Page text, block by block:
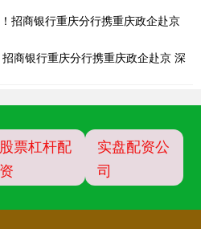
商银行重庆分行携重庆政企赴京 深
股票杠杆配
资
实盘配资公
司